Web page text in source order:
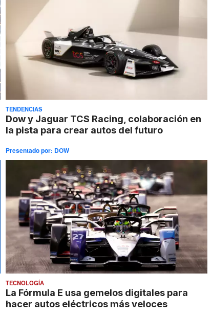
TENDENCIAS
Dow y Jaguar TCS Racing, colaboración en
la pista para crear autos del futuro
Presentado por: DOW
TECNOLOGÍA
La Fórmula E usa gemelos digitales para
hacer autos eléctricos más veloces